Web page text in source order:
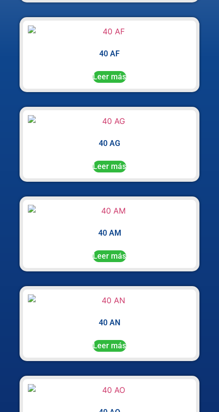
40 AF
Leer más
40 AG
Leer más
40 AM
Leer más
40 AN
Leer más